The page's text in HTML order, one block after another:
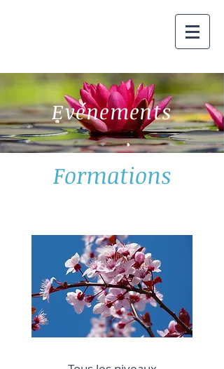
Evénements
Formations